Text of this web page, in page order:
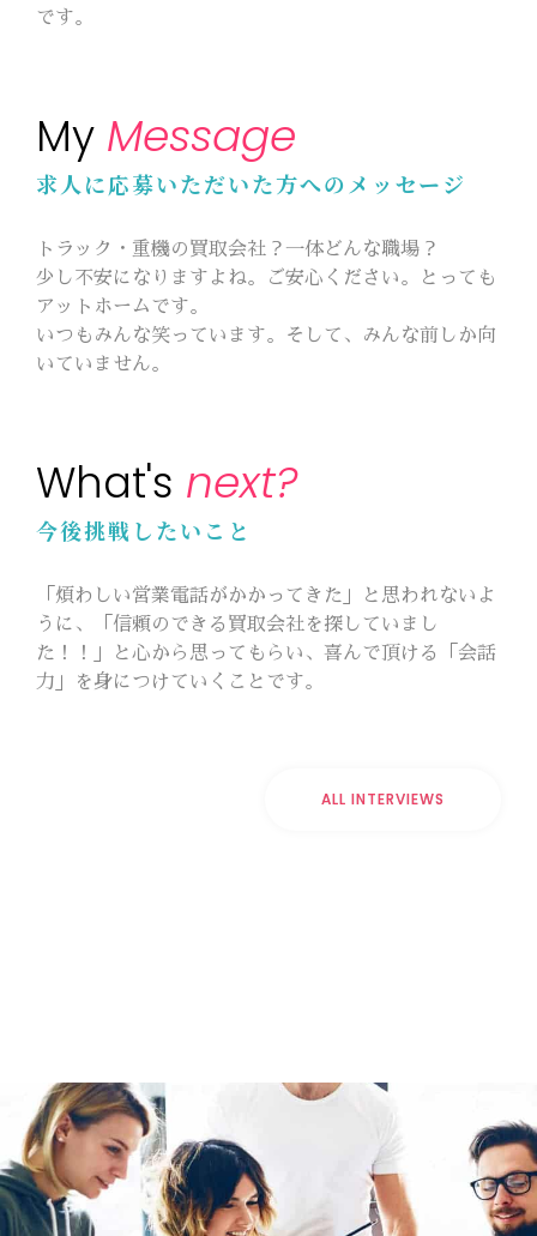
です。
My Message
求人に応募いただいた方へのメッセージ
トラック・重機の買取会社？一体どんな職場？
少し不安になりますよね。ご安心ください。とっても
アットホームです。
いつもみんな笑っています。そして、みんな前しか向
いていません。
What's next?
今後挑戦したいこと
「煩わしい営業電話がかかってきた」と思われないよ
うに、「信頼のできる買取会社を探していまし
た！！」と心から思ってもらい、喜んで頂ける「会話
力」を身につけていくことです。
ALL INTERVIEWS